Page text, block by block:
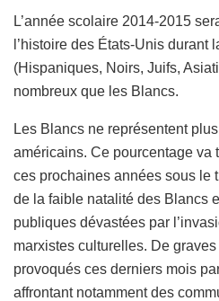
L’année scolaire 2014-2015
l’histoire des États-Unis durant
(Hispaniques, Noirs, Juifs,
nombreux que les Blancs.
Les Blancs ne représentent
américains. Ce pourcentage va
ces prochaines années sous le
de la faible natalité des Blancs
publiques dévastées par
marxistes culturelles. De
provoqués ces derniers mois
affrontant notamment des